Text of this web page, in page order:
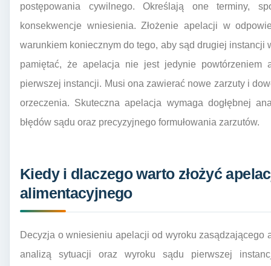
postępowania cywilnego. Określają one terminy,
konsekwencje wniesienia. Złożenie apelacji w
warunkiem koniecznym do tego, aby sąd drugiej instancji
pamiętać, że apelacja nie jest jedynie powtórzeniem
pierwszej instancji. Musi ona zawierać nowe zarzuty i
orzeczenia. Skuteczna apelacja wymaga dogłębnej
błędów sądu oraz precyzyjnego formułowania zarzutów.
Kiedy i dlaczego warto złożyć
alimentacyjnego
Decyzja o wniesieniu apelacji od wyroku zasądzającego
analizą sytuacji oraz wyroku sądu pierwszej